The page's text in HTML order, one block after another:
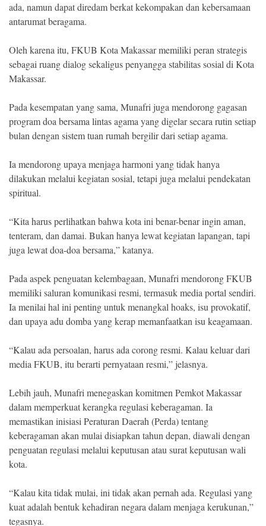
ada, namun dapat diredam berkat kekompakan dan kebersamaan
antarumat beragama.
Oleh karena itu, FKUB Kota Makassar memiliki peran strategis
sebagai ruang dialog sekaligus penyangga stabilitas sosial di Kota
Makassar.
Pada kesempatan yang sama, Munafri juga mendorong gagasan
program doa bersama lintas agama yang digelar secara rutin setiap
bulan dengan sistem tuan rumah bergilir dari setiap agama.
Ia mendorong upaya menjaga harmoni yang tidak hanya
dilakukan melalui kegiatan sosial, tetapi juga melalui pendekatan
spiritual.
“Kita harus perlihatkan bahwa kota ini benar-benar ingin aman,
tenteram, dan damai. Bukan hanya lewat kegiatan lapangan, tapi
juga lewat doa-doa bersama,” katanya.
Pada aspek penguatan kelembagaan, Munafri mendorong FKUB
memiliki saluran komunikasi resmi, termasuk media portal sendiri.
Ia menilai hal ini penting untuk menangkal hoaks, isu provokatif,
dan upaya adu domba yang kerap memanfaatkan isu keagamaan.
“Kalau ada persoalan, harus ada corong resmi. Kalau keluar dari
media FKUB, itu berarti pernyataan resmi,” jelasnya.
Lebih jauh, Munafri menegaskan komitmen Pemkot Makassar
dalam memperkuat kerangka regulasi keberagaman. Ia
memastikan inisiasi Peraturan Daerah (Perda) tentang
keberagaman akan mulai disiapkan tahun depan, diawali dengan
penguatan regulasi melalui keputusan atau surat keputusan wali
kota.
“Kalau kita tidak mulai, ini tidak akan pernah ada. Regulasi yang
kuat adalah bentuk kehadiran negara dalam menjaga kerukunan,”
tegasnya.